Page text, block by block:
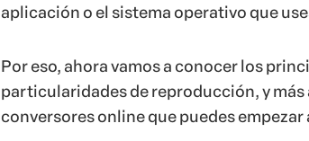
aplicación o el sistema operativo que
Por eso, ahora vamos a conocer los
particularidades de reproducción, y
conversores online que puedes empezar